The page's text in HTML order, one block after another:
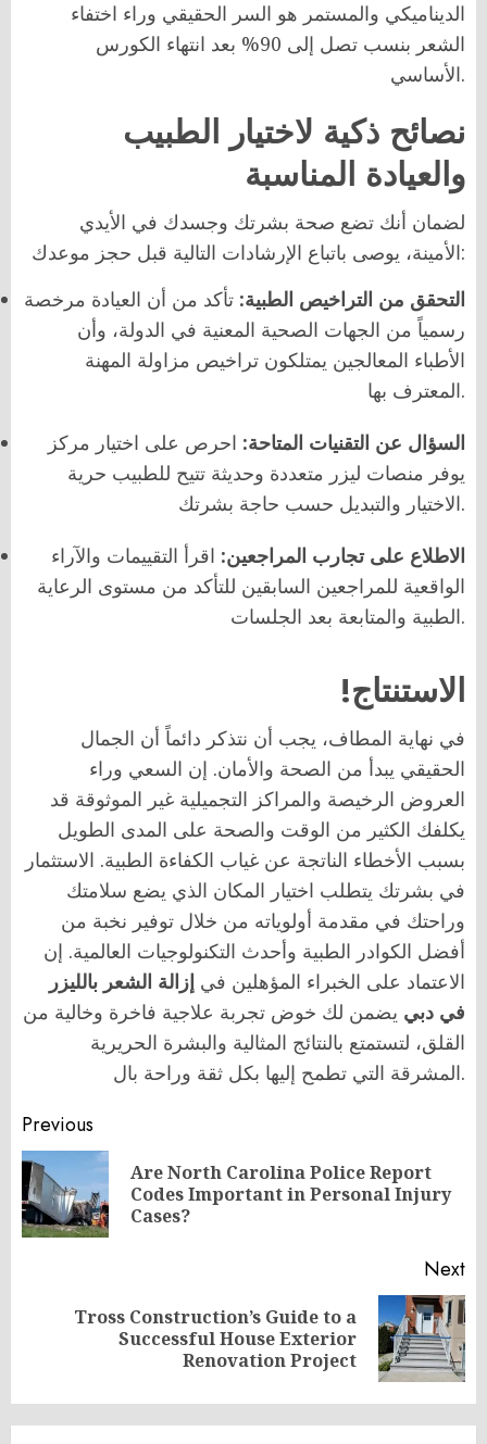
الديناميكي والمستمر هو السر الحقيقي وراء اختفاء
الشعر بنسب تصل إلى 90% بعد انتهاء الكورس
الأساسي.
نصائح ذكية لاختيار الطبيب
والعيادة المناسبة
لضمان أنك تضع صحة بشرتك وجسدك في الأيدي
الأمينة، يوصى باتباع الإرشادات التالية قبل حجز موعدك:
التحقق من التراخيص الطبية: تأكد من أن العيادة مرخصة
رسمياً من الجهات الصحية المعنية في الدولة، وأن
الأطباء المعالجين يمتلكون تراخيص مزاولة المهنة
المعترف بها.
السؤال عن التقنيات المتاحة: احرص على اختيار مركز
يوفر منصات ليزر متعددة وحديثة تتيح للطبيب حرية
الاختيار والتبديل حسب حاجة بشرتك.
الاطلاع على تجارب المراجعين: اقرأ التقييمات والآراء
الواقعية للمراجعين السابقين للتأكد من مستوى الرعاية
الطبية والمتابعة بعد الجلسات.
!الاستنتاج
في نهاية المطاف، يجب أن نتذكر دائماً أن الجمال
الحقيقي يبدأ من الصحة والأمان. إن السعي وراء
العروض الرخيصة والمراكز التجميلية غير الموثوقة قد
يكلفك الكثير من الوقت والصحة على المدى الطويل
بسبب الأخطاء الناتجة عن غياب الكفاءة الطبية. الاستثمار
في بشرتك يتطلب اختيار المكان الذي يضع سلامتك
وراحتك في مقدمة أولوياته من خلال توفير نخبة من
أفضل الكوادر الطبية وأحدث التكنولوجيات العالمية. إن
الاعتماد على الخبراء المؤهلين في إزالة الشعر بالليزر
في دبي يضمن لك خوض تجربة علاجية فاخرة وخالية من
القلق، لتستمتع بالنتائج المثالية والبشرة الحريرية
المشرقة التي تطمح إليها بكل ثقة وراحة بال.
Post
navigation
Previous
Are North Carolina Police Report
Codes Important in Personal Injury
Cases?
Next
Tross Construction’s Guide to a
Successful House Exterior
Renovation Project